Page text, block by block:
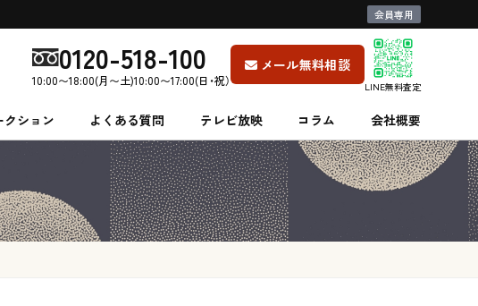
会員専用
0120-518-100
10:00〜18:00(月〜土)10:00〜17:00(日・祝）
メール無料相談
LINE無料査定
クション よくある質問 テレビ放映 コラム 会社概要